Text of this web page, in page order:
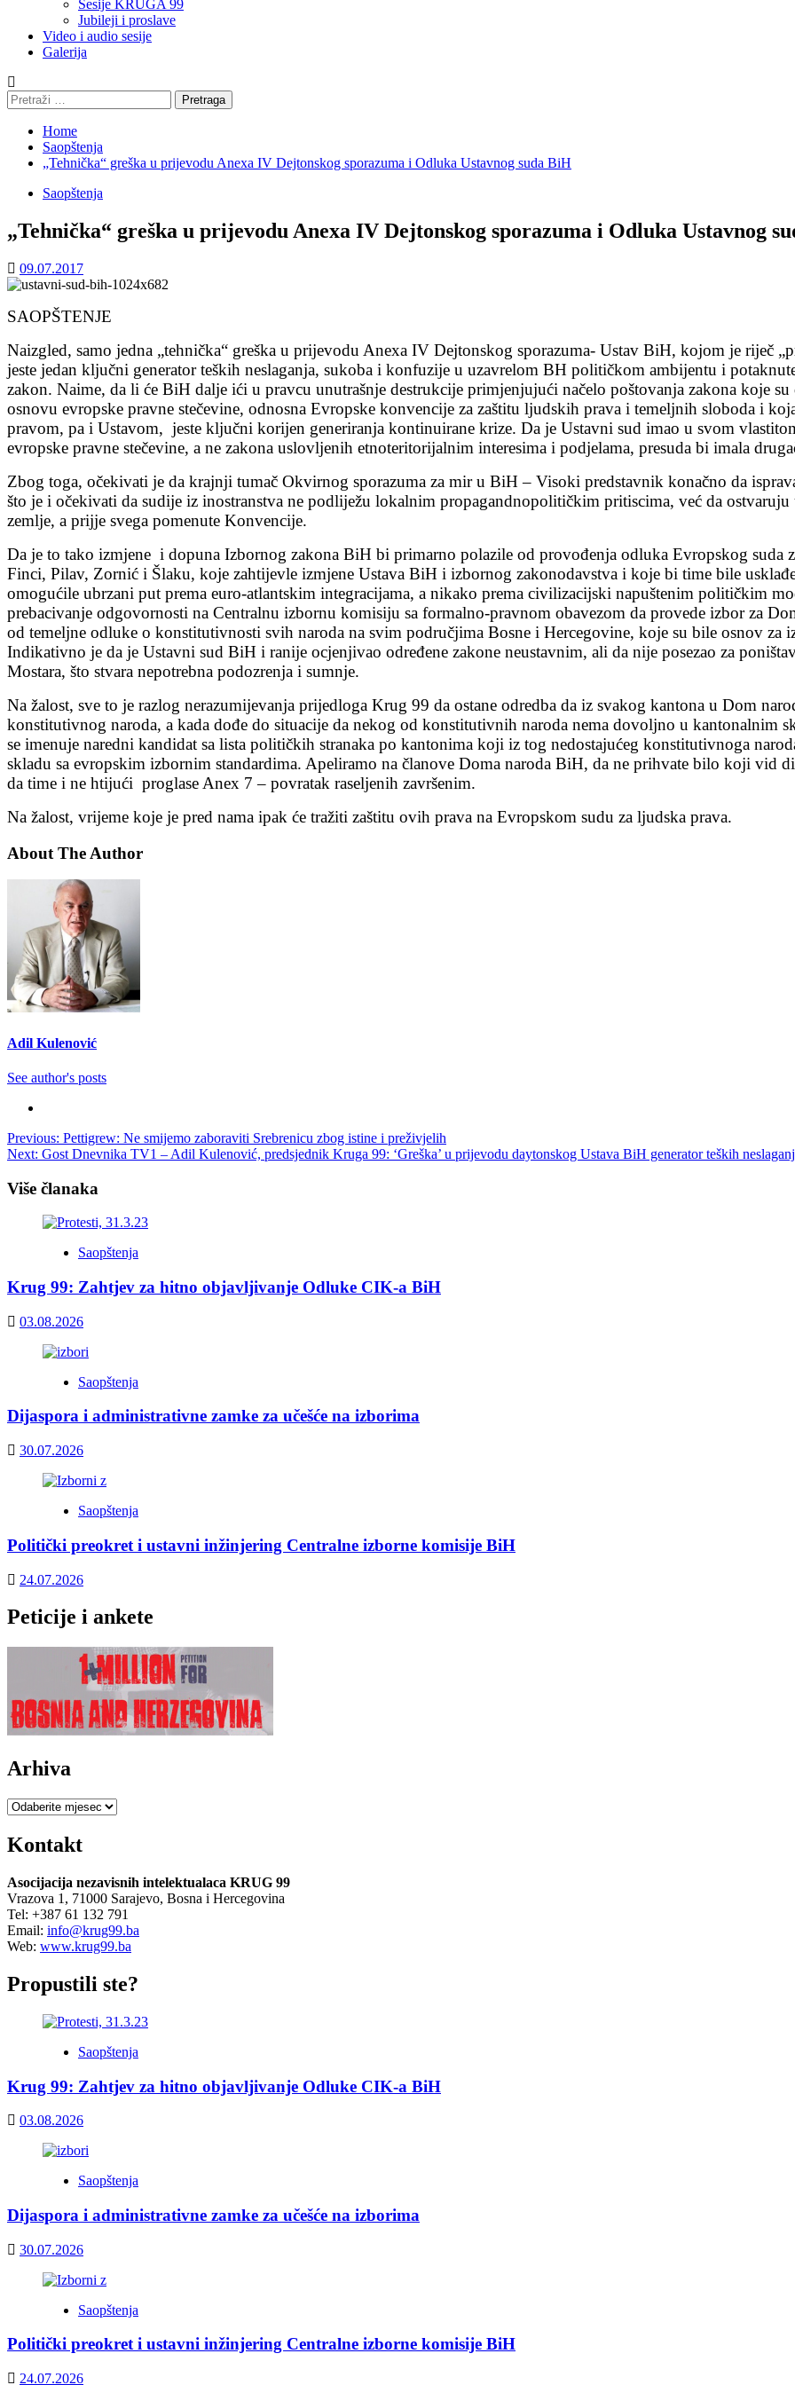
Sesije KRUGA 99
Jubileji i proslave
Video i audio sesije
Galerija
Pretraga:
Home
Saopštenja
„Tehnička“ greška u prijevodu Anexa IV Dejtonskog sporazuma i Odluka Ustavnog suda BiH
Saopštenja
„Tehnička“ greška u prijevodu Anexa IV Dejtonskog sporazuma i Odluka Ustavnog
09.07.2017
SAOPŠTENJE
Naizgled, samo jedna „tehnička“ greška u prijevodu Anexa IV Dejtonskog sporazuma- Ustav BiH, kojom je riječ
jeste jedan ključni generator teških neslaganja, sukoba i konfuzije u uzavrelom BH političkom ambijentu i
zakon. Naime, da li će BiH dalje ići u pravcu unutrašnje destrukcije primjenjujući načelo poštovanja zakona koje
osnovu evropske pravne stečevine, odnosna Evropske konvencije za zaštitu ljudskih prava i temeljnih sloboda i
pravom, pa i Ustavom, jeste ključni korijen generiranja kontinuirane krize. Da je Ustavni sud imao u svom
evropske pravne stečevine, a ne zakona uslovljenih etnoteritorijalnim interesima i podjelama, presuda bi imala
Zbog toga, očekivati je da krajnji tumač Okvirnog sporazuma za mir u BiH – Visoki predstavnik konačno da
što je i očekivati da sudije iz inostranstva ne podliježu lokalnim propagandnopolitičkim pritiscima, već da
zemlje, a prijje svega pomenute Konvencije.
Da je to tako izmjene i dopuna Izbornog zakona BiH bi primarno polazile od provođenja odluka Evropskog suda
Finci, Pilav, Zornić i Šlaku, koje zahtijevle izmjene Ustava BiH i izbornog zakonodavstva i koje bi time bile
omogućile ubrzani put prema euro-atlantskim integracijama, a nikako prema civilizacijski napuštenim političkim
prebacivanje odgovornosti na Centralnu izbornu komisiju sa formalno-pravnom obavezom da provede izbor za
od temeljne odluke o konstitutivnosti svih naroda na svim područjima Bosne i Hercegovine, koje su bile osnov za
Indikativno je da je Ustavni sud BiH i ranije ocjenjivao određene zakone neustavnim, ali da nije posezao za
Mostara, što stvara nepotrebna podozrenja i sumnje.
Na žalost, sve to je razlog nerazumijevanja prijedloga Krug 99 da ostane odredba da iz svakog kantona u Dom
konstitutivnog naroda, a kada dođe do situacije da nekog od konstitutivnih naroda nema dovoljno u kantonalnim
se imenuje naredni kandidat sa lista političkih stranaka po kantonima koji iz tog nedostajućeg konstitutivnoga
skladu sa evropskim izbornim standardima. Apeliramo na članove Doma naroda BiH, da ne prihvate bilo koji vid
da time i ne htijući proglase Anex 7 – povratak raseljenih završenim.
Na žalost, vrijeme koje je pred nama ipak će tražiti zaštitu ovih prava na Evropskom sudu za ljudska prava.
About The Author
Adil Kulenović
See author's posts
Post
navigation
Previous: Pettigrew: Ne smijemo zaboraviti Srebrenicu zbog istine i preživjelih
Next: Gost Dnevnika TV1 – Adil Kulenović, predsjednik Kruga 99: ‘Greška’ u prijevodu daytonskog Ustava BiH generator teških
Više članaka
Saopštenja
Krug 99: Zahtjev za hitno objavljivanje Odluke CIK-a BiH
03.08.2026
Saopštenja
Dijaspora i administrativne zamke za učešće na izborima
30.07.2026
Saopštenja
Politički preokret i ustavni inžinjering Centralne izborne komisije BiH
24.07.2026
Peticije i ankete
Arhiva
Arhiva
Kontakt
Asocijacija nezavisnih intelektualaca KRUG 99
Vrazova 1, 71000 Sarajevo, Bosna i Hercegovina
Tel: +387 61 132 791
Email: info@krug99.ba
Web: www.krug99.ba
Propustili ste?
Saopštenja
Krug 99: Zahtjev za hitno objavljivanje Odluke CIK-a BiH
03.08.2026
Saopštenja
Dijaspora i administrativne zamke za učešće na izborima
30.07.2026
Saopštenja
Politički preokret i ustavni inžinjering Centralne izborne komisije BiH
24.07.2026